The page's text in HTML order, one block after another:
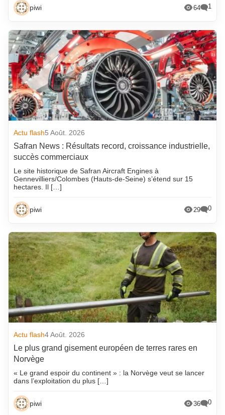
piwi 64 1
Actu flash5 Août. 2026
Safran News : Résultats record, croissance industrielle,
succès commerciaux
Le site historique de Safran Aircraft Engines à
Gennevilliers/Colombes (Hauts-de-Seine) s’étend sur 15
hectares. Il […]
piwi 29 0
Actu flash4 Août. 2026
Le plus grand gisement européen de terres rares en
Norvège
« Le grand espoir du continent » : la Norvège veut se lancer
dans l’exploitation du plus […]
piwi 36 0